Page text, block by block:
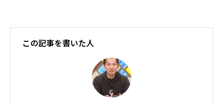
この記事を書いた人